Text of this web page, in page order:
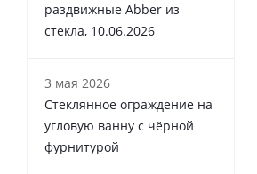
раздвижные Abber из
стекла, 10.06.2026
3 мая 2026
Стеклянное ограждение на
угловую ванну с чёрной
фурнитурой